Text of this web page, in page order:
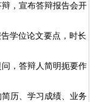
，宣布答辩报告会开
学位论文要点，时长
，答辩人简明扼要作
历、学习成绩、业务